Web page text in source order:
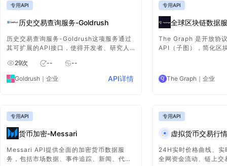
专用API
历史交易查询服务-Goldrush
历史交易查询服务-Goldrush这项服务通过
其可扩展的API接口，使得开发者、研究人
析区块链上的历史交易数据。
29次 -- --
Goldrush ｜企业 API详情
专用API
全球区块链数据
The Graph 是开放协
API（子图），简化区
50+网络，110+索引
次查询。
The Graph ｜企业
专用API
货币加密-Messari
Messari API提供全面的加密货币数据服
务，包括市场数据、事件追踪、新闻、代币
专用API
虚拟货币交易行
24H实时价格曲线、
全网资金流动、链上